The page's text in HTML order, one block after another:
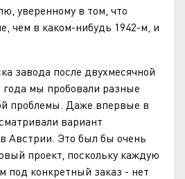
уверенному в том, что
чем в каком-нибудь 1942-м, и
завода после двухмесячной
года мы пробовали разные
проблемы. Даже впервые в
вариант
Австрии. Это был бы очень
проект, поскольку каждую
конкретный заказ - нет